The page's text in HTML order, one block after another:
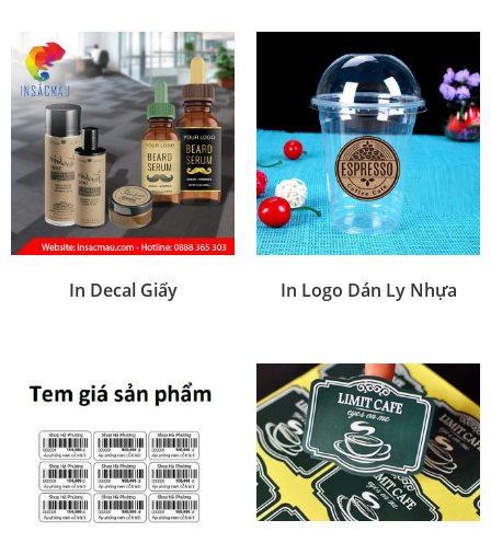
In Decal Giấy In Logo Dán Ly Nhựa